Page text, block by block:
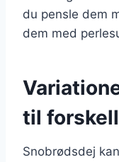
du pensle dem
dem med
til
Snobrødsdej